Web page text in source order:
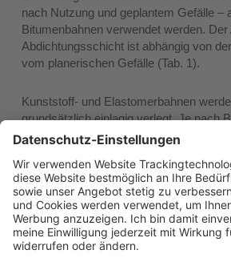
nach Nutzung und geplantem Gefälle –
Bitumenbahnen verwendet werden. Der
Abdichtungsschicht ist abhängig von
vom planerischen Gefälle (Tab. 1).
Kunststoff- und Elastomerbahnen
grundsätzlich einlagig verlegt. Je nach
vorgesehener Nutzung der Dachfläche
genutzt) sowie dem planerischen
ergeben sich unterschiedliche
Abdichtungsschichten aus FLK
Mindesttrockenschichtdicke von 1,8
Gefälle ≥ 2 %) bis 2,1 mm (alle
Die Mindesttrockenschichtdicke darf an
unterschritten werden und ist zu